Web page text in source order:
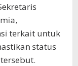
terkait untuk
status